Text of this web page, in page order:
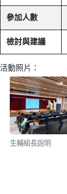
參加人數
檢討與建議
活動照片：
生輔組長說明